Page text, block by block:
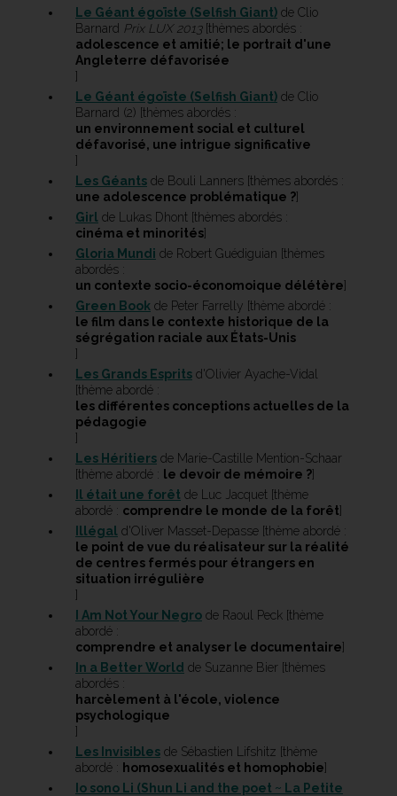
Le Géant égoïste (Selfish Giant) de Clio
Barnard Prix LUX 2013[thèmes abordés :
adolescence et amitié; le portrait d'une
Angleterre défavorisée
]
Le Géant égoïste (Selfish Giant) de Clio
Barnard (2) [thèmes abordés :
un environnement social et culturel
défavorisé, une intrigue significative
]
Les Géants de Bouli Lanners [thèmes abordés :
une adolescence problématique ?]
Girl de Lukas Dhont [thèmes abordés :
cinéma et minorités]
Gloria Mundi de Robert Guédiguian [thèmes
abordés :
un contexte socio-économoique délétère]
Green Book de Peter Farrelly [thème abordé :
le film dans le contexte historique de la
ségrégation raciale aux États-Unis
]
Les Grands Esprits d'Olivier Ayache-Vidal
[thème abordé :
les différentes conceptions actuelles de la
pédagogie
]
Les Héritiers de Marie-Castille Mention-Schaar
[thème abordé : le devoir de mémoire ?]
Il était une forêt de Luc Jacquet [thème
abordé : comprendre le monde de la forêt]
Illégal d'Oliver Masset-Depasse [thème abordé :
le point de vue du réalisateur sur la réalité
de centres fermés pour étrangers en
situation irrégulière
]
I Am Not Your Negro de Raoul Peck [thème
abordé :
comprendre et analyser le documentaire]
In a Better World de Suzanne Bier [thèmes
abordés :
harcèlement à l'école, violence
psychologique
]
Les Invisibles de Sébastien Lifshitz [thème
abordé : homosexualités et homophobie]
Io sono Li (Shun Li and the poet ~ La Petite